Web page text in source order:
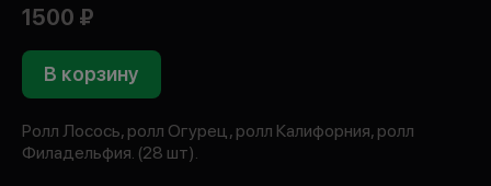
1500 ₽
В корзину
Ролл Лосось, ролл Огурец, ролл Калифорния, ролл
Филадельфия. (28 шт).